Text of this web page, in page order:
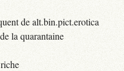
de alt.bin.pict.erotica
la quarantaine